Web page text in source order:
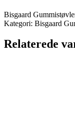
Bisgaard
Kategori: Bisgaard
Relaterede